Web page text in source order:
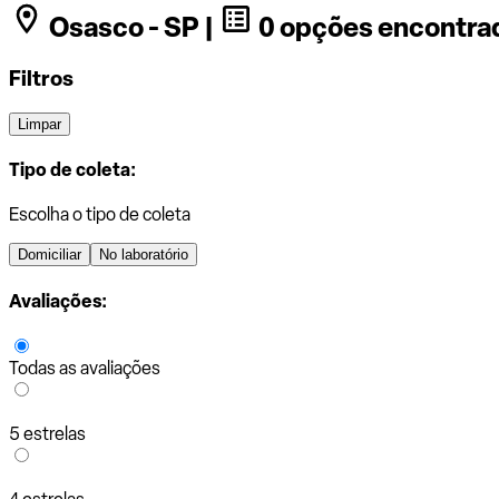
Osasco - SP | 0 opções
Filtros
Limpar
Tipo de coleta:
Escolha o tipo de coleta
Domiciliar No laboratório
Avaliações:
Todas as avaliações
5 estrelas